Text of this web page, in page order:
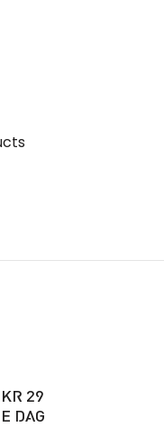
29
DAG